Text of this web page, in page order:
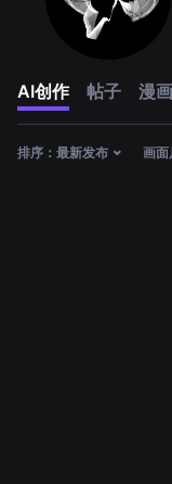
AI创作 帖子 漫画
排序： 最新发布 画面